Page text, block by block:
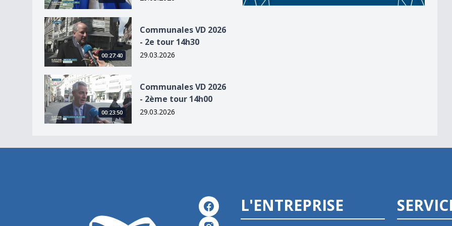
Communales VD 2026 - 2e tour 14h30
00:27:40
Communales VD 2026
- 2e tour 14h30
29.03.2026
Communales VD 2026 - 2ème tour 14h00
00:23:50
Communales VD 2026
- 2ème tour 14h00
29.03.2026
L'ENTREPRISE